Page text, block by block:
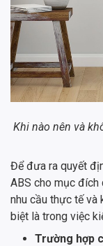
Khi nào nên và
Để đưa ra quyết
ABS cho mục đích
nhu cầu thực tế và
biệt là trong việc
Trường hợp